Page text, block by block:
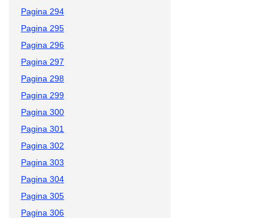
Pagina 294
Pagina 295
Pagina 296
Pagina 297
Pagina 298
Pagina 299
Pagina 300
Pagina 301
Pagina 302
Pagina 303
Pagina 304
Pagina 305
Pagina 306